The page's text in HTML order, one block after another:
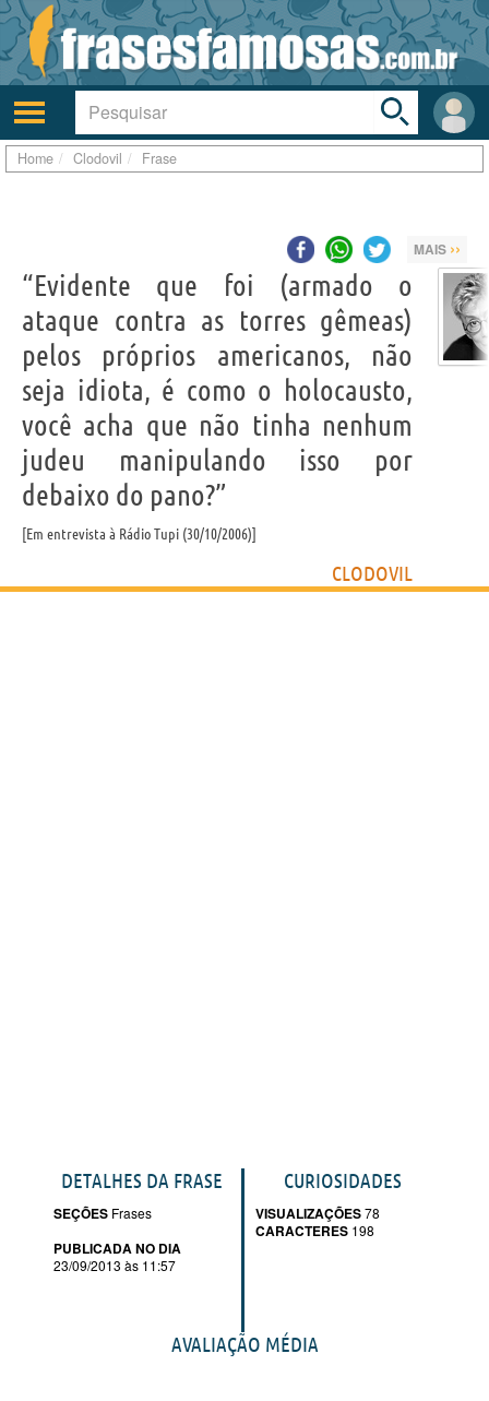
Ativar/desativar
a
navegação
Área
do
Toggle
search
bar
Home Clodovil Frase
MAIS ››
“Evidente que foi (armado o
ataque contra as torres gêmeas)
pelos próprios americanos, não
seja idiota, é como o holocausto,
você acha que não tinha nenhum
judeu manipulando isso por
debaixo do pano?”
Em entrevista à Rádio Tupi (30/10/2006)
CLODOVIL
DETALHES DA FRASE
SEÇÕES Frases
PUBLICADA NO DIA
23/09/2013 às 11:57
CURIOSIDADES
VISUALIZAÇÕES78
CARACTERES 198
AVALIAÇÃO MÉDIA